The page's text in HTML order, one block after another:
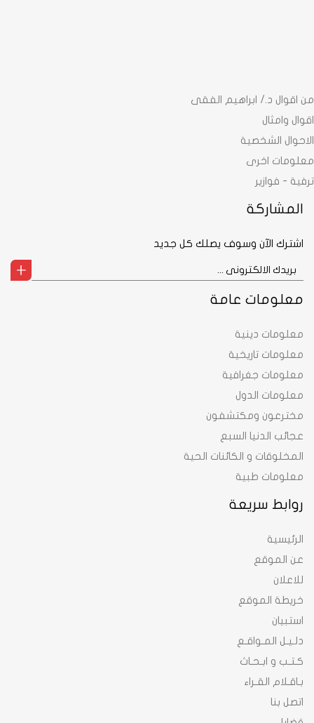
روابط سريعة
الرئيسية
عن الموقع
للاعلان
خريطة الموقع
استبيان
دلـيـل المـواقـع
كـتـب و ابـحـاث
بـاقـلام القـراء
اتصل بنا
معلومات عامة
معلومات دينية
معلومات تاريخية
معلومات جغرافية
معلومات الدول
مخترعون ومكتشفون
عجائب الدنيا السبع
المخلوقات و الكائنات الحية
معلومات طبية
من اقوال د./ ابراهيم الفقى
اقوال وامثال
الاحوال الشخصية
معلومات اخرى
ترفية - فوازير
المشاركة
اشترك الآن وسوف يصلك كل جديد